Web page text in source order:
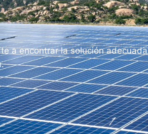
a encontrar la solución adecuada